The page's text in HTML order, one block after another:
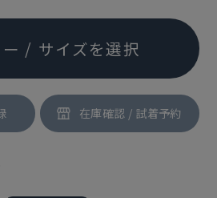
/ サイズを選択